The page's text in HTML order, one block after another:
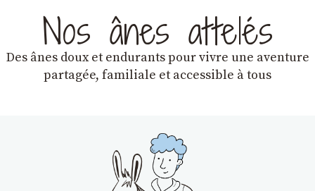
Nos ânes attelés
Des ânes doux et endurantspour vivre une aventure
partagée, familiale et accessible à tous